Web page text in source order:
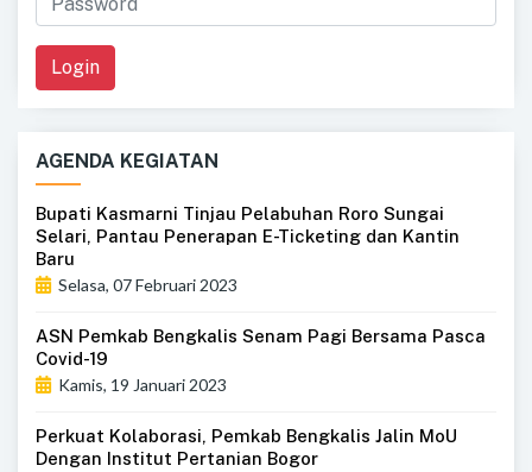
Login
AGENDA KEGIATAN
Bupati Kasmarni Tinjau Pelabuhan Roro Sungai
Selari, Pantau Penerapan E-Ticketing dan Kantin
Baru
Selasa, 07 Februari 2023
ASN Pemkab Bengkalis Senam Pagi Bersama Pasca
Covid-19
Kamis, 19 Januari 2023
Perkuat Kolaborasi, Pemkab Bengkalis Jalin MoU
Dengan Institut Pertanian Bogor